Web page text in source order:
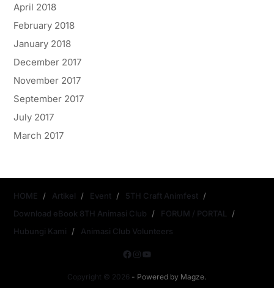
April 2018
February 2018
January 2018
December 2017
November 2017
September 2017
July 2017
March 2017
Copyright © 2026 - Powered by Magze.
HOME Artikel Event
5TH Craft Animfest
Download eBook 8TH Animasi Club
FORUM / PORTAL
Hubungi Kami
Animasi Club Volunteers